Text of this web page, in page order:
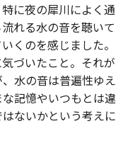
に夜の犀川によく通
れる水の音を聴いて
くのを感じました。
づいたこと。それが
水の音は普遍性ゆえ
記憶やいつもとは違
ないかという考えに